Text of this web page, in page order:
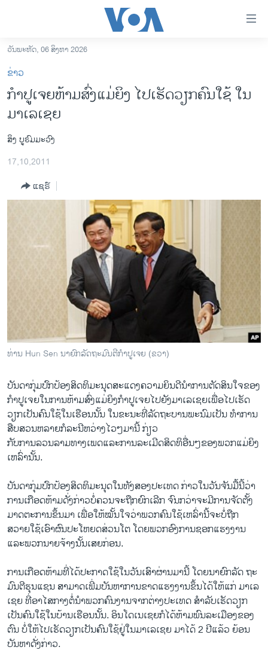
ເຂົ້າ
ຫາ
ຂ້າມ
ຂ້າມ
ຫາ
ຊອກ
ຄົ້ນ
ລາວ
ອາເມຣິກາ
ຂ່າວ​ຈີນ
ໂລກ
ເອເຊຍ
ອິດສະຫຼະພາບດ້ານການຂ່າວ
ວິທະຍາສາດ-ເທັກໂນໂລຈີ
ວີດີໂອ
ລາຍການກະຈາຍສຽງ
ລາຍງານ
ຕິດຕາມພວກເຮົາ ທີ່
ພາສາຕ່າງໆ
ວັນພະຫັດ, 06 ສິງຫາ 2026
ຂ່າວ
ກໍາປູເຈຍຫ້າມສົ່ງແມ່ຍິງ ໄປເຮັດວຽກຄົນໃຊ້ ໃນ
ມາເລເຊຍ
ສິງ ບູຣົມມະວົງ
17,10,2011
ແຊຣ໌
ທ່ານ Hun Sen ນາຍົກລັດຖະມົນຕີກໍາປູເຈຍ (ຂວາ)
ບັນດາ​ກຸ່ມ​ປົກ​ປ້ອງ​ສິດທິ​ມະນຸດສະ​ແດງ​ຄວາມ​ຍິນ​ດີ​ນໍາ​ການ​ຕັດສິນ​ໃຈຂອງ​
ກໍາປູ​ເຈຍ​ໃນ​ການຫ້າມ​ສົ່ງແມ່ຍິງ​ກໍາປູ​ເຈຍໄປ​ຍັງ​ມາ​ເລ​ເຊຍເພື່ອໄປເຮັດ​
ວຽກ​ເປັນ​ຄົນ​ໃຊ້​ໃນ​ເຮືອນນັ້ນ​ ​ໃນຂະນະ​ທີ່​ລັດຖະບານ​ພະນົມ​ເປັນ ​ທໍາ​ການ​
ສືບສວນ​ຫລາຍ​ກໍລະນີ​ຫວ່າງ​ໄວໆ​ມາ​ນີ້ ກ່ຽວ​
ກັບ​ການ​ລວນ​ລາມ​ທາງ​ເພດ​ແລະ​ການລະ​ເມີດ​ສິດທິ​ອື່ນໆຂອງ​ພວກແມ່ຍິງ​
ເຫລົ່າ​ນັ້ນ.
ບັນດາ​ກຸ່ມ​ປົກ​ປ້ອງ​ສິດທິ​ມະນຸດ​ໃນ​ທັງ​ສອງ​ປະ​ເທດ​ ກ່າວ​ໃນ​ວັນ​ຈັນ​ມື້​ນີ້ວ່າ
ການ​ເກືອດຫ້າມ​ດັ່ງກ່າວ​ບໍ່​ຄວນ​ຈະ​ຖືກ​ຍົກ​ເລີກ​ ຈົນ​ກວ່າ​ຈະ​ມີ​ການ​ຈັດ​ຕັ້ງ
ມາດ​ຕະການຂຶ້ນ​ມາ ​ເພື່ອ​ໃຫ້​ໝັ້ນ​ໃຈ​ວ່າ​ພວກ​ຄົນ​ໃຊ້​ເຫລົ່າ​ນີ້​ຈະບໍ່​ຖືກ​
ສວາຍ​ໃຊ້​ເອົາຜົນ​ປະ​ໂຫຍ​ດສ່ວນ​ໂຕ​ ໂດຍ​ພວກ​ອົງການ​ຊອກ​ແຮງ​ງານ​
ແລະ​ພວກ​ນາຍ​ຈ້າງນັ້ນເສຍ​ກ່ອນ.
ການ​ເກືອດ​ຫ້າມທີ່ໄດ້​ປະກາດ​ໃຊ້ໃນວັນ​ເສົາ​ຜ່ານ​ມາ​ນີ້ ໂດຍ​ນາຍົກລັດ ຖະ
ມົນຕີຮຸນ​ແຊນ ສາມາດ​ເພີ່ມ​ບັນຫາການ​ຂາດ​ແຮງ​ງານຂຶ້ນ​ໄດ້ໃຫ້​ແກ່ ມາ​ເລ​
ເຊຍ​ ທີ່ອາ​ໄສ​ກາງ​ຕໍ່​ນໍາ​ພວກ​ຄົນງານ​ຈາກ​ຕ່າງປະ​ເທດ ​ສໍາລັບ​ເຮັດ​ວຽກ​
ເປັນ​ຄົນ​ໃຊ້​ໃນ​ບ້ານ​ເຮືອນ​ນັ້ນ. ອິນ​ໂດ​ເນ​ເຊຍ​ກໍໄດ້ຫ້າມ​ພົນລະ​ເມືອງ​ຂອງ​
ຕົນ​ ບໍ່​ໃຫ້​ໄປ​ເຮັດ​ວຽກ​ເປັນ​ຄົນ​ໃຊ້​ຢູ່​ໃນ​ມາ​ເລ​ເຊຍ​ ມາ​ໄດ້ 2 ປີ​ແລ້ວ ຍ້ອນ​
ບັນຫາ​ດັ່ງ​ກ່າວ.